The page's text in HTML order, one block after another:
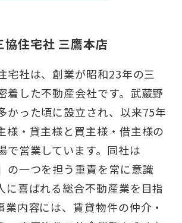
協住宅社 三鷹本店
宅社は、創業が昭和23年の三
着した不動産会社です。武蔵野
かった頃に設立され、以来75年
様・貸主様と買主様・借主様の
で営業しています。同社は
の一つを担う重責を常に意識
に喜ばれる総合不動産業を目指
業内容には、賃貸物件の仲介・